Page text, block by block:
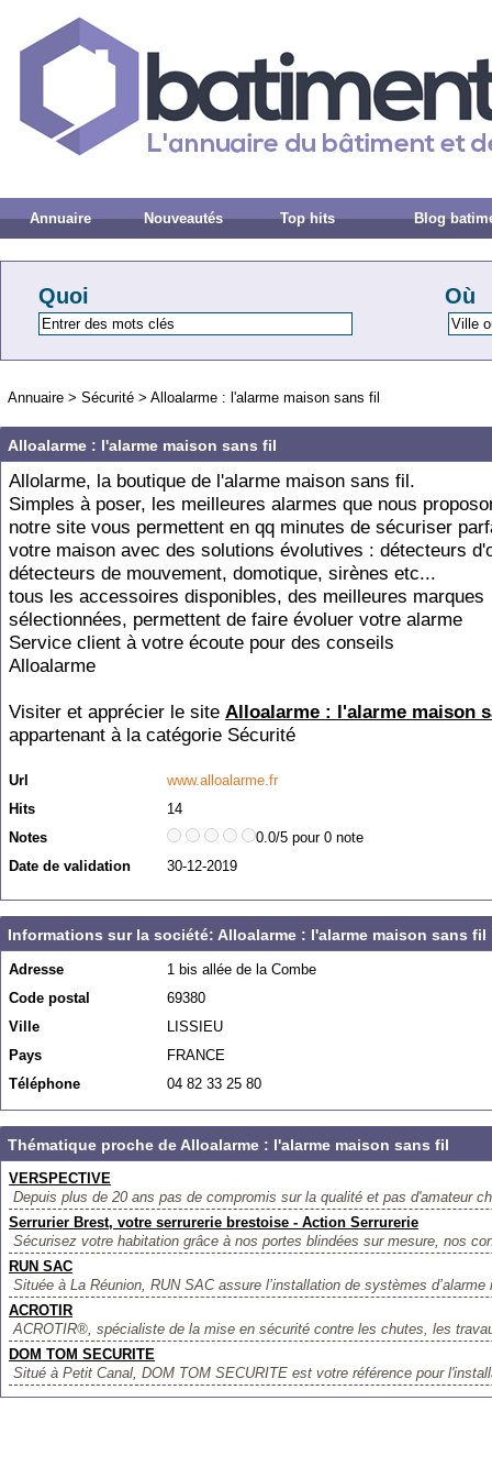
Annuaire Nouveautés Top hits Blog
Quoi Où
Annuaire > Sécurité > Alloalarme : l'alarme maison sans fil
Alloalarme : l'alarme maison sans fil
Allolarme, la boutique de l'alarme maison sans fil.
Simples à poser, les meilleures alarmes que nous
notre site vous permettent en qq minutes de sécuriser
votre maison avec des solutions évolutives : détecteurs
détecteurs de mouvement, domotique, sirènes etc...
tous les accessoires disponibles, des meilleures marques
sélectionnées, permettent de faire évoluer votre alarme
Service client à votre écoute pour des conseils
Alloalarme
Visiter et apprécier le site Alloalarme : l'alarme maison
appartenant à la catégorie Sécurité
Url
www.alloalarme.fr
Hits
14
Notes
0.0/5 pour 0 note
Date de validation
30-12-2019
Informations sur la société: Alloalarme : l'alarme maison sans fil
Adresse
1 bis allée de la Combe
Code postal
69380
Ville
LISSIEU
Pays
FRANCE
Téléphone
04 82 33 25 80
Thématique proche de Alloalarme : l'alarme maison sans fil
VERSPECTIVE
Depuis plus de 20 ans pas de compromis sur la qualité et pas d'amateur
Serrurier Brest, votre serrurerie brestoise - Action Serrurerie
Sécurisez votre habitation grâce à nos portes blindées sur mesure, nos
RUN SAC
Située à La Réunion, RUN SAC assure l’installation de systèmes
ACROTIR
ACROTIR®, spécialiste de la mise en sécurité contre les chutes, les
DOM TOM SECURITE
Situé à Petit Canal, DOM TOM SECURITE est votre référence pour